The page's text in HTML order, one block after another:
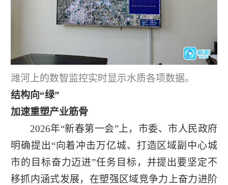
潍河上的数智监控实时显示水质各项数据。
结构向“绿”
加速重塑产业筋骨
2026年“新春第一会”上，市委、市人民政府
明确提出“向着冲击万亿城、打造区域副中心城
市的目标奋力迈进”任务目标，并提出要坚定不
移抓内涵式发展，在塑强区域竞争力上奋力进阶